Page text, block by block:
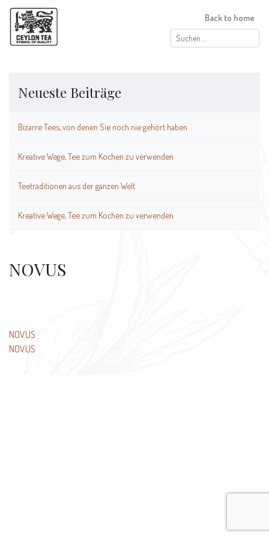
Suchen
nach:
Back to home
Neueste Beiträge
Bizarre Tees, von denen Sie noch nie gehört haben
Kreative Wege, Tee zum Kochen zu verwenden
Teetraditionen aus der ganzen Welt
Kreative Wege, Tee zum Kochen zu verwenden
NOVUS
Beitragsnavigation
NOVUS
NOVUS